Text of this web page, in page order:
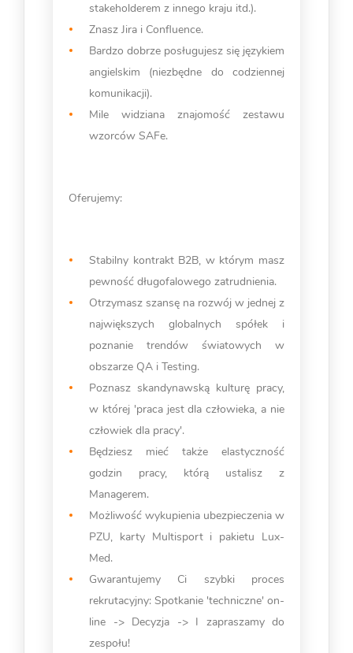
stakeholderem z innego kraju itd.).
Znasz Jira i Confluence.
Bardzo dobrze posługujesz się językiem
angielskim (niezbędne do codziennej
komunikacji).
Mile widziana znajomość zestawu
wzorców SAFe.
Oferujemy:
Stabilny kontrakt B2B, w którym masz
pewność długofalowego zatrudnienia.
Otrzymasz szansę na rozwój w jednej z
największych globalnych spółek i
poznanie trendów światowych w
obszarze QA i Testing.
Poznasz skandynawską kulturę pracy,
w której 'praca jest dla człowieka, a nie
człowiek dla pracy'.
Będziesz mieć także elastyczność
godzin pracy, którą ustalisz z
Managerem.
Możliwość wykupienia ubezpieczenia w
PZU, karty Multisport i pakietu Lux-
Med.
Gwarantujemy Ci szybki proces
rekrutacyjny: Spotkanie 'techniczne' on-
line -> Decyzja -> I zapraszamy do
zespołu!